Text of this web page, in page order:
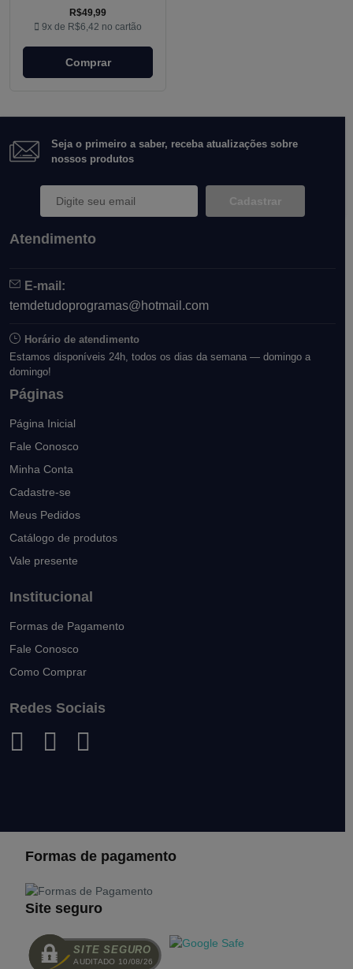
R$49,99
9x de R$6,42 no cartão
Comprar
Seja o primeiro a saber, receba atualizações sobre
nossos produtos
Cadastrar
Atendimento
E-mail:
temdetudoprogramas@hotmail.com
Horário de atendimento
Estamos disponíveis 24h, todos os dias da semana — domingo a
domingo!
Páginas
Página Inicial
Fale Conosco
Minha Conta
Cadastre-se
Meus Pedidos
Catálogo de produtos
Vale presente
Institucional
Formas de Pagamento
Fale Conosco
Como Comprar
Redes Sociais
Formas de pagamento
Site seguro
SITE SEGURO
AUDITADO 10/08/26